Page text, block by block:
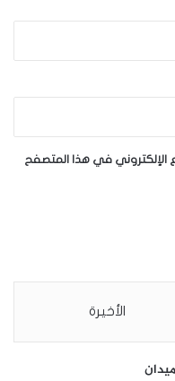
الإلكتروني في هذا المتصفح
الأخيرة